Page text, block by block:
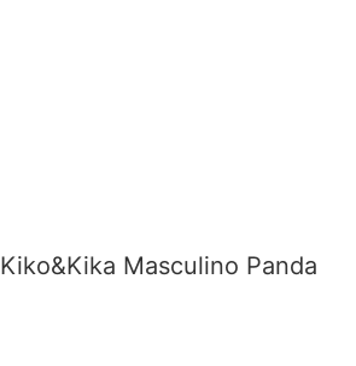
Masculino Panda